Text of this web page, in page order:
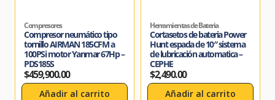
Compresores
Compresor neumático tipo
tornillo AIRMAN 185CFM a
100PSi motor Yanmar 67Hp –
PDS185S
$459,900.00
Añadir al carrito
Herramientas de Bateria
Cortasetos de bateria Power
Hunt espada de 10″ sistema
de lubricación automatica –
CEPHE
$2,490.00
Añadir al carrito